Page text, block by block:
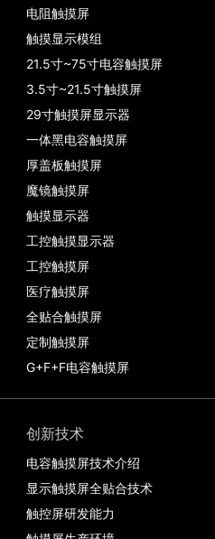
电阻触摸屏
触摸显示模组
21.5寸~75寸电容触摸屏
3.5寸~21.5寸触摸屏
29寸触摸屏显示器
一体黑电容触摸屏
厚盖板触摸屏
魔镜触摸屏
触摸显示器
工控触摸显示器
工控触摸屏
医疗触摸屏
全贴合触摸屏
定制触摸屏
G+F+F电容触摸屏
创新技术
电容触摸屏技术介绍
显示触摸屏全贴合技术
触控屏研发能力